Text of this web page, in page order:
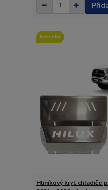
Novinka
Hliníkový kryt chladiče